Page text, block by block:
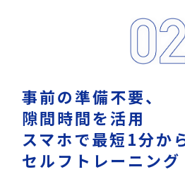
事前の準備不要、
隙間時間を活用
スマホで最短1分か
セルフトレーニング